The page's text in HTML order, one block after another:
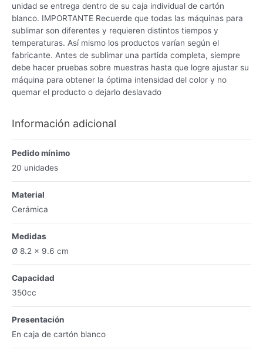
unidad se entrega dentro de su caja individual de cartón
blanco. IMPORTANTE Recuerde que todas las máquinas para
sublimar son diferentes y requieren distintos tiempos y
temperaturas. Así mismo los productos varían según el
fabricante. Antes de sublimar una partida completa, siempre
debe hacer pruebas sobre muestras hasta que logre ajustar su
máquina para obtener la óptima intensidad del color y no
quemar el producto o dejarlo deslavado
Información adicional
Pedido mínimo
20 unidades
Material
Cerámica
Medidas
Ø 8.2 x 9.6 cm
Capacidad
350cc
Presentación
En caja de cartón blanco